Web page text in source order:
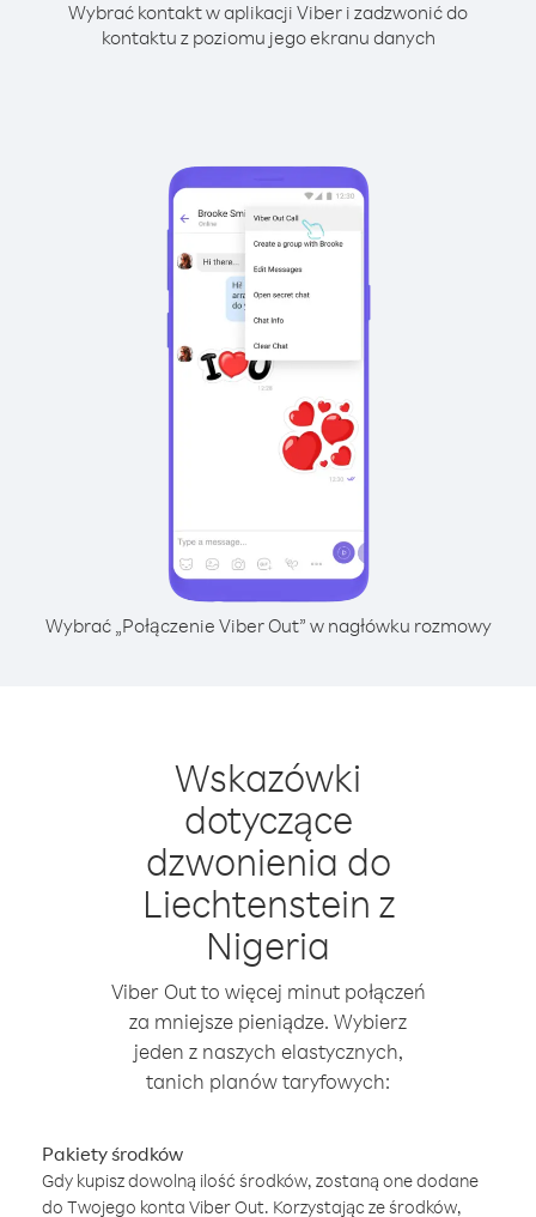
Wybrać kontakt w aplikacji Viber i zadzwonić do
kontaktu z poziomu jego ekranu danych
Wybrać „Połączenie Viber Out” w nagłówku rozmowy
Wskazówki
dotyczące
dzwonienia do
Liechtenstein z
Nigeria
Viber Out to więcej minut połączeń
za mniejsze pieniądze. Wybierz
jeden z naszych elastycznych,
tanich planów taryfowych:
Pakiety środków
Gdy kupisz dowolną ilość środków, zostaną one dodane
do Twojego konta Viber Out. Korzystając ze środków,